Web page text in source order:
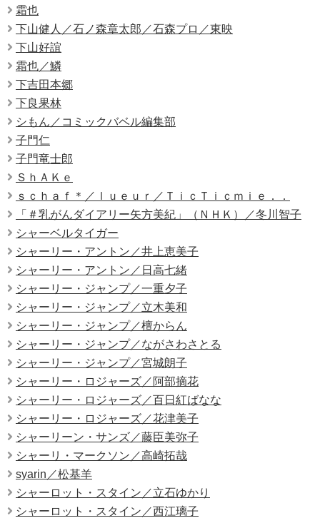
霜也
下山健人／石ノ森章太郎／石森プロ／東映
下山好誼
霜也／鱗
下吉田本郷
下良果林
シもん／コミックバベル編集部
子門仁
子門竜士郎
ＳｈＡＫｅ
ｓｃｈａｆ＊／ｌｕｅｕｒ／ＴｉｃＴｉｃｍｉｅ．．
「＃乳がんダイアリー矢方美紀」（ＮＨＫ）／冬川智子
シャーベルタイガー
シャーリー・アントン／井上恵美子
シャーリー・アントン／日高七緒
シャーリー・ジャンプ／一重夕子
シャーリー・ジャンプ／立木美和
シャーリー・ジャンプ／檀からん
シャーリー・ジャンプ／ながさわさとる
シャーリー・ジャンプ／宮城朗子
シャーリー・ロジャーズ／阿部摘花
シャーリー・ロジャーズ／百日紅ばなな
シャーリー・ロジャーズ／花津美子
シャーリーン・サンズ／藤臣美弥子
シャーリ・マークソン／高崎拓哉
syarin／松基羊
シャーロット・スタイン／立石ゆかり
シャーロット・スタイン／西江璃子